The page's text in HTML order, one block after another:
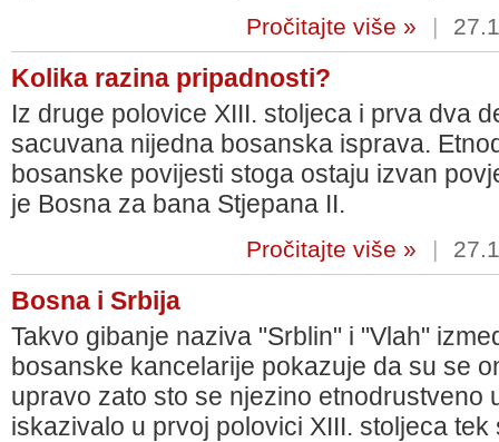
Pročitajte više » |
Kolika razina pripadnosti?
Iz druge polovice XIII. stoljeca i prva dva
sacuvana nijedna bosanska isprava.
bosanske povijesti stoga ostaju izvan
je Bosna za bana Stjepana II.
Pročitajte više » |
Bosna i Srbija
Takvo gibanje naziva "Srblin" i "Vlah"
bosanske kancelarije pokazuje da su se
upravo zato sto se njezino etnodrustveno
iskazivalo u prvoj polovici XIII. stoljeca tek